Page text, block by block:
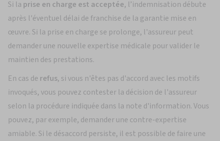
Si la prise en charge est acceptée, l’indemnisation débute
après l'éventuel délai de franchise de la garantie mise en
œuvre. Si la prise en charge se prolonge, l'assureur peut
demander une nouvelle expertise médicale pour valider le
maintien des prestations.
En cas de refus, si vous n'êtes pas d'accord avec les motifs
invoqués, vous pouvez contester la décision de l'assureur
selon la procédure indiquée dans la note d'information. Vous
pouvez, par exemple, demander une contre-expertise
amiable. Si le désaccord persiste, il est possible de faire une